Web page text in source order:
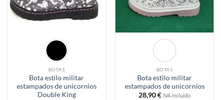
BOTAS
Bota estilo militar
estampados de unicornios
Double King
BOTAS
Bota estilo militar
estampados de unicornios
28,90€ IVA incluido